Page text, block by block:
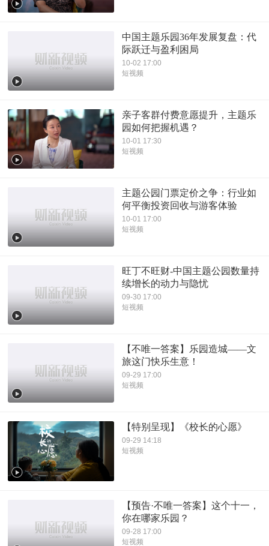
中国主题乐园36年发展复盘：代
际跃迁与盈利困局
10-02 17:00
短视频
亲子客群付费意愿提升，主题乐
园如何把握机遇？
10-01 17:30
短视频
主题公园门票定价之争：行业如
何平衡投资回收与游客体验
10-01 17:00
短视频
旺丁不旺财-中国主题公园数量持
续增长的动力与隐忧
09-30 17:00
短视频
【不唯一答案】乐园造城——文
旅这门快乐生意！
09-29 17:00
短视频
【特别呈现】《校长的心愿》
09-29 14:18
短视频
【预告·不唯一答案】这个十一，
你在哪家乐园？
09-28 17:00
短视频